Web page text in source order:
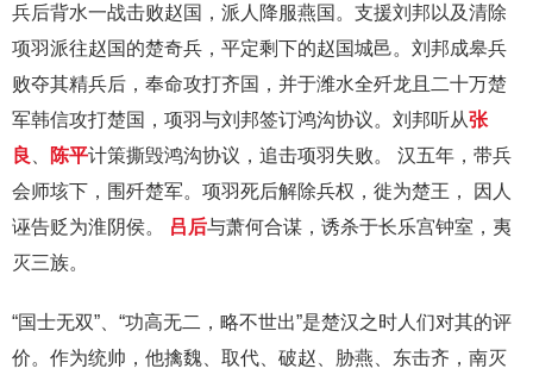
兵后背水一战击败赵国，派人降服燕国。支援刘邦以及清除
项羽派往赵国的楚奇兵，平定剩下的赵国城邑。刘邦成皋兵
败夺其精兵后，奉命攻打齐国，并于潍水全歼龙且二十万楚
军韩信攻打楚国，项羽与刘邦签订鸿沟协议。刘邦听从张
良
陈平计策撕毁鸿沟协议，追击项羽失败。 汉五年，带兵
会师垓下，围歼楚军。项羽死后解除兵权，徙为楚王， 因人
诬告贬为淮阴侯。
吕后与萧何合谋，诱杀于长乐宫钟室，夷
灭三族。
“国士无双”、“功高无二，略不世出”是楚汉之时人们对其的评
价。作为统帅，他擒魏、取代、破赵、胁燕、东击齐，南灭